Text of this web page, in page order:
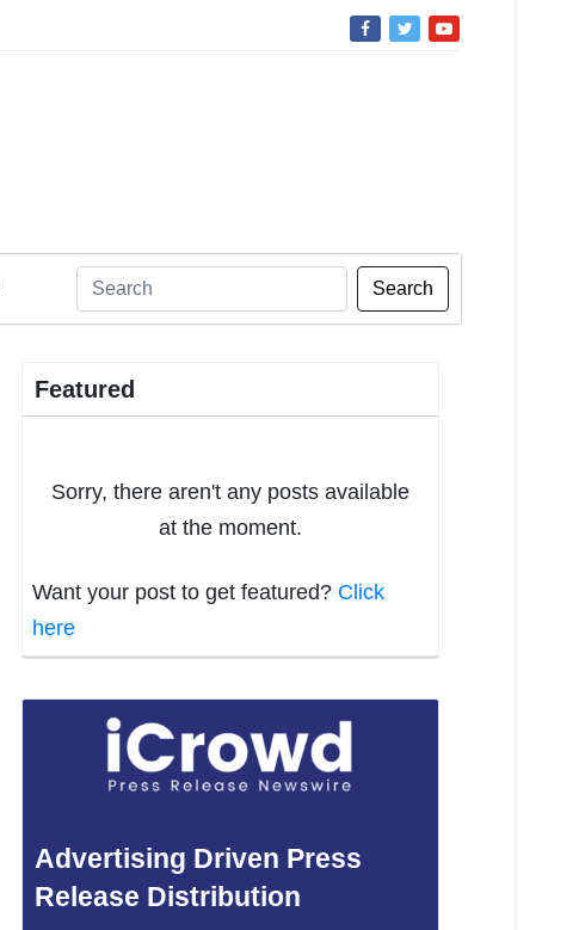
Search
Featured
Sorry, there aren't any posts available
at the moment.
Want your post to get featured? Click
here
Advertising Driven Press
Release Distribution